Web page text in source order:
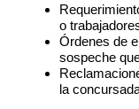
o
Órdenes de
sospeche
la